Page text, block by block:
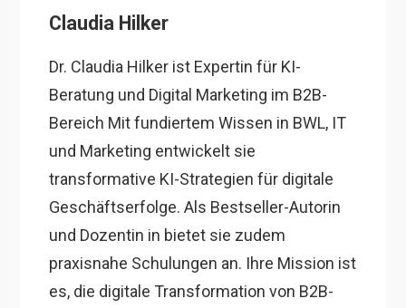
Claudia Hilker
Dr. Claudia Hilker ist Expertin für KI-
Beratung und Digital Marketing im B2B-
Bereich Mit fundiertem Wissen in BWL, IT
und Marketing entwickelt sie
transformative KI-Strategien für digitale
Geschäftserfolge. Als Bestseller-Autorin
und Dozentin in bietet sie zudem
praxisnahe Schulungen an. Ihre Mission ist
es, die digitale Transformation von B2B-